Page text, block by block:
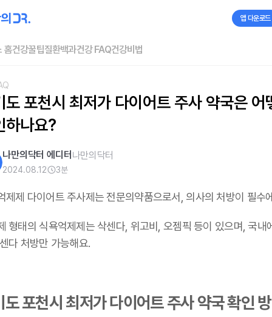
앱 다운로드
홈건강꿀팁질환백과건강 FAQ건강비법
도 포천시 최저가 다이어트 주사 약국은 어
하나요?
나만의닥터 에디터 나만의닥터
2024.08.12 3분
제제 다이어트 주사제는 전문의약품으로서, 의사의 처방이 필수
형태의 식욕억제제는 삭센다, 위고비, 오젬픽 등이 있으며,국내
다 처방만 가능해요.
도 포천시 최저가 다이어트 주사 약국 확인